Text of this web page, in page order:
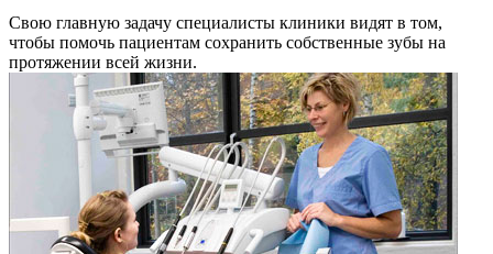
Cвою главную задачу специалисты клиники видят в том,
чтобы помочь пациентам сохранить собственные зубы на
протяжении всей жизни.